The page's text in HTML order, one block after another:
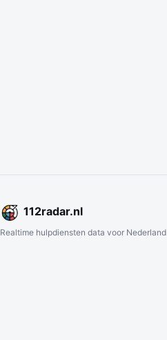
112radar.nl
Realtime hulpdiensten data voor Nederland